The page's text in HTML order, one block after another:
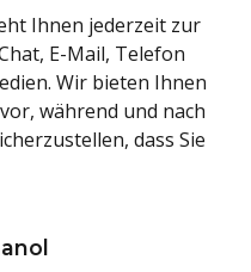
Ihnen jederzeit zur
E-Mail, Telefon
Wir bieten Ihnen
während und nach
dass Sie